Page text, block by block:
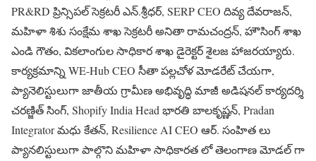
PR&RD ప్రిన్సిపల్ సెక్రటరీ ఎన్‌.శ్రీధర్, SERP CEO దివ్య దేవరాజన్,
మహిళా శిశు సంక్షేమ శాఖ సెక్రటరీ అనితా రామచంద్రన్, హౌసింగ్ శాఖ
ఎండి గౌతం, వికలాంగుల సాధికార శాఖ డైరెక్టర్ శైలజ హాజరయ్యారు.
కార్యక్రమాన్ని WE-Hub CEO సీతా పల్లచోళ మోడరేట్ చేయగా,
ప్యానెలిస్టులుగా జాతీయ గ్రామీణ అభివృద్ధి మాజీ అడిషనల్ కార్యదర్శి
చరణ్జిత్ సింగ్, Shopify India Head భారతి బాలకృష్ణన్, Pradan
Integrator మధు కేతన్, Resilience AI CEO ఆర్. సంహిత లు
ప్యానలిస్టులుగా పాల్గొని మహిళా సాధికారత లో తెలంగాణ మోడల్ గా